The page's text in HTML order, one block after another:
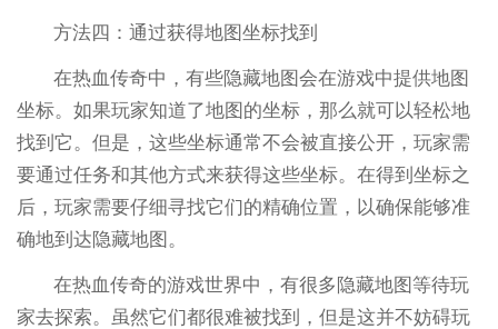
方法四：通过获得地图坐标找到
在热血传奇中，有些隐藏地图会在游戏中提供地图
坐标。如果玩家知道了地图的坐标，那么就可以轻松地
找到它。但是，这些坐标通常不会被直接公开，玩家需
要通过任务和其他方式来获得这些坐标。在得到坐标之
后，玩家需要仔细寻找它们的精确位置，以确保能够准
确地到达隐藏地图。
在热血传奇的游戏世界中，有很多隐藏地图等待玩
家去探索。虽然它们都很难被找到，但是这并不妨碍玩